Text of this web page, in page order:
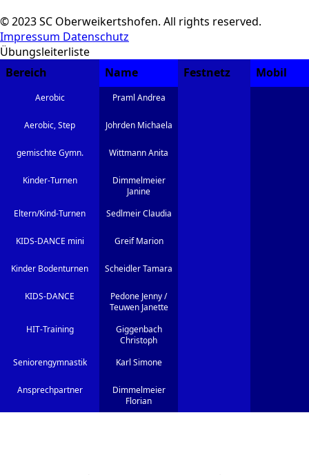
© 2023 SC Oberweikertshofen. All rights reserved.
Impressum Datenschutz
Übungsleiterliste
Bereich
Name Festnetz Mobil
Aerobic Praml Andrea
Aerobic, Step Johrden Michaela
gemischte Gymn. Wittmann Anita
Kinder-Turnen
Dimmelmeier
Janine
Eltern/Kind-Turnen
Sedlmeir Claudia
KIDS-DANCE mini Greif Marion
Kinder Bodenturnen Scheidler Tamara
KIDS-DANCE
Pedone Jenny /
Teuwen Janette
HIT-Training
Giggenbach
Christoph
Seniorengymnastik
Karl Simone
Ansprechpartner
Dimmelmeier
Florian